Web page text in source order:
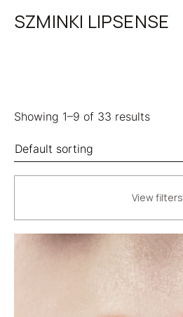
SZMINKI LIPSENSE
Showing 1–9 of 33 results
View filters